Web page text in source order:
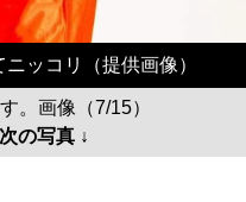
ッコリ（提供画像）
。画像（7/15）
の写真 ↓